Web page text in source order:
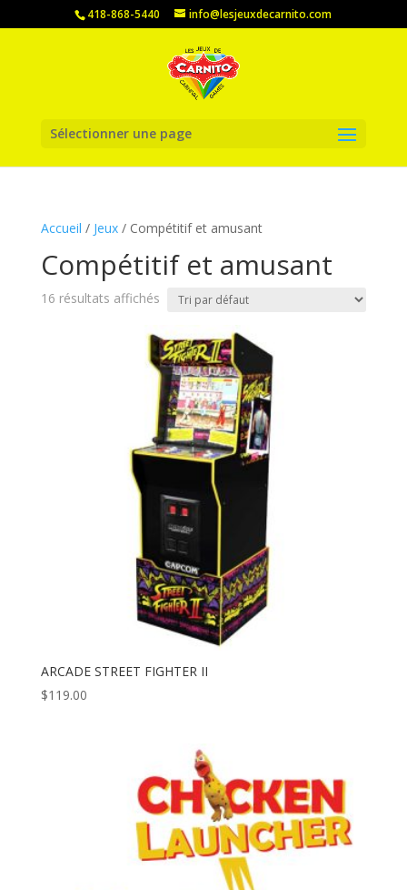
418-868-5440 info@lesjeuxdecarnito.com
Sélectionner une page
Accueil / Jeux/ Compétitif et amusant
Compétitif et amusant
16 résultats affichés
ARCADE STREET FIGHTER II
$119.00